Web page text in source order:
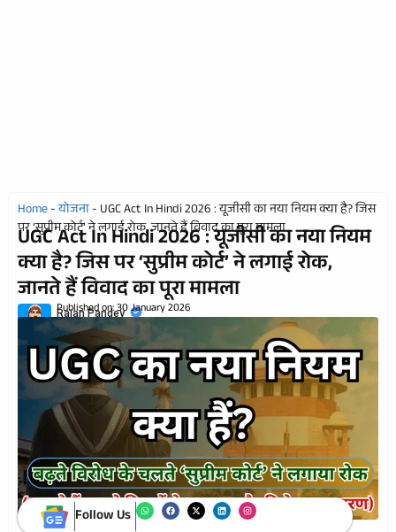
Home-योजना- UGC Act In Hindi 2026 : यूजीसी का नया नियम क्या है? जिस
पर ‘सुप्रीम कोर्ट’ ने लगाई रोक, जानते हैं विवाद का पूरा मामला
UGC Act In Hindi 2026 : यूजीसी का नया नियम
क्या है? जिस पर ‘सुप्रीम कोर्ट’ ने लगाई रोक,
जानते हैं विवाद का पूरा मामला
Rajan Pandey
Published on:30 January 2026
Follow Us